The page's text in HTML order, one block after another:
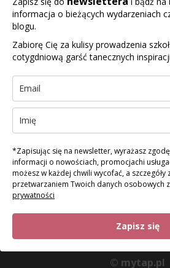
informacja o bieżących wydarzeniach
blogu.
Zabiorę Cię za kulisy prowadzenia
cotygdniową garść tanecznych
*Zapisując się na newsletter, wyrażasz zgodę
informacji o nowościach, promocjachi
możesz w każdej chwili wycofać, a szczegóły
przetwarzaniem Twoich danych osobowych
prywatności
Zapisz się
© mytap.pl